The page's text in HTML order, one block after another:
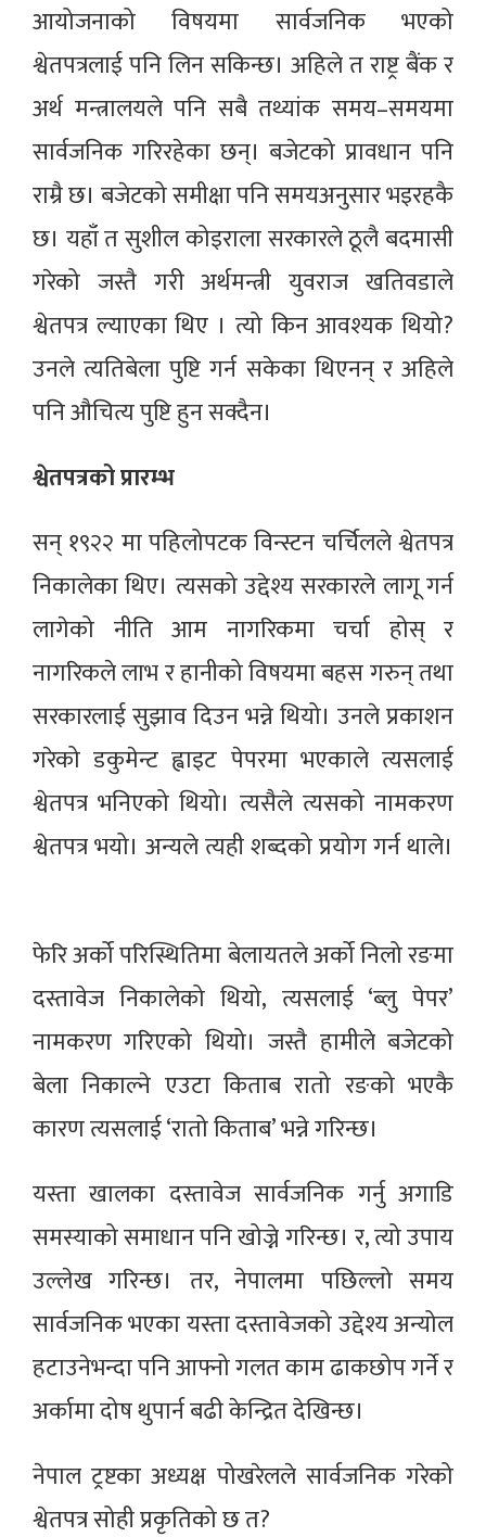
आयोजनाको विषयमा सार्वजनिक भएको
श्वेतपत्रलाई पनि लिन सकिन्छ। अहिले त राष्ट्र बैंक र
अर्थ मन्त्रालयले पनि सबै तथ्यांक समय–समयमा
सार्वजनिक गरिरहेका छन्। बजेटको प्रावधान पनि
राम्रै छ। बजेटको समीक्षा पनि समयअनुसार भइरहकै
छ। यहाँ त सुशील कोइराला सरकारले ठूलै बदमासी
गरेको जस्तै गरी अर्थमन्त्री युवराज खतिवडाले
श्वेतपत्र ल्याएका थिए । त्यो किन आवश्यक थियो?
उनले त्यतिबेला पुष्टि गर्न सकेका थिएनन् र अहिले
पनि औचित्य पुष्टि हुन सक्दैन।
श्वेतपत्रको प्रारम्भ
सन् १९२२ मा पहिलोपटक विन्स्टन चर्चिलले श्वेतपत्र
निकालेका थिए। त्यसको उद्देश्य सरकारले लागू गर्न
लागेको नीति आम नागरिकमा चर्चा होस् र
नागरिकले लाभ र हानीको विषयमा बहस गरुन् तथा
सरकारलाई सुझाव दिउन भन्ने थियो। उनले प्रकाशन
गरेको डकुमेन्ट ह्वाइट पेपरमा भएकाले त्यसलाई
श्वेतपत्र भनिएको थियो। त्यसैले त्यसको नामकरण
श्वेतपत्र भयो। अन्यले त्यही शब्दको प्रयोग गर्न थाले।
फेरि अर्को परिस्थितिमा बेलायतले अर्को निलो रङमा
दस्तावेज निकालेको थियो, त्यसलाई ‘ब्लु पेपर’
नामकरण गरिएको थियो। जस्तै हामीले बजेटको
बेला निकाल्ने एउटा किताब रातो रङको भएकै
कारण त्यसलाई ‘रातो किताब’ भन्ने गरिन्छ।
यस्ता खालका दस्तावेज सार्वजनिक गर्नु अगाडि
समस्याको समाधान पनि खोज्ने गरिन्छ। र, त्यो उपाय
उल्लेख गरिन्छ। तर, नेपालमा पछिल्लो समय
सार्वजनिक भएका यस्ता दस्तावेजको उद्देश्य अन्योल
हटाउनेभन्दा पनि आफ्नो गलत काम ढाकछोप गर्ने र
अर्कामा दोष थुपार्न बढी केन्द्रित देखिन्छ।
नेपाल ट्रष्टका अध्यक्ष पोखरेलले सार्वजनिक गरेको
श्वेतपत्र सोही प्रकृतिको छ त?